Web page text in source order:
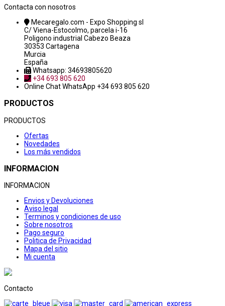
Contacta con nosotros
Mecaregalo.com - Expo Shopping sl
C/ Viena-Estocolmo, parcela i-16
Poligono industrial Cabezo Beaza
30353 Cartagena
Murcia
España
Whatsapp: 34693805620
+34 693 805 620
Online ChatWhatsApp +34 693 805 620
PRODUCTOS
PRODUCTOS
Ofertas
Novedades
Los más vendidos
INFORMACION
INFORMACION
Envios y Devoluciones
Aviso legal
Terminos y condiciones de uso
Sobre nosotros
Pago seguro
Politica de Privacidad
Mapa del sitio
Mi cuenta
Contacto